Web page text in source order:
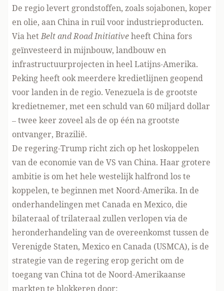
De regio levert grondstoffen, zoals sojabonen, koper
en olie, aan China in ruil voor industrieproducten.
Via hetBelt and Road Initiativeheeft China fors
geïnvesteerd in mijnbouw, landbouw en
infrastructuurprojecten in heel Latijns-Amerika.
Peking heeft ook meerdere kredietlijnen geopend
voor landen in de regio. Venezuela is de grootste
kredietnemer, met eenschuld van 60 miljard dollar
– twee keer zoveel als de op één na grootste
ontvanger, Brazilië.
De regering-Trump richt zich op het loskoppelen
van de economie van de VS van China. Haar grotere
ambitie is om het hele westelijk halfrond los te
koppelen, te beginnen met Noord-Amerika. In de
onderhandelingen met Canada en Mexico, die
bilateraal of trilateraal zullen verlopen via de
heronderhandeling van de overeenkomst tussen de
Verenigde Staten, Mexico en Canada (USMCA), is de
strategie van de regering erop gericht om de
toegang van China tot de Noord-Amerikaanse
markten te blokkeren door: